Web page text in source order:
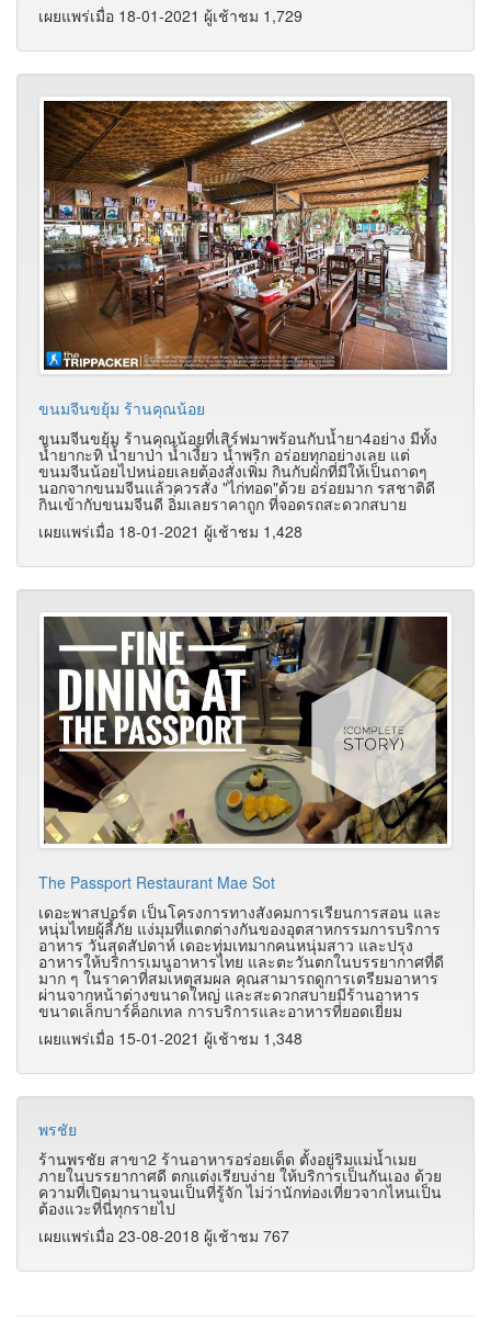
เผยแพร่เมื่อ 18-01-2021 ผู้เช้าชม 1,729
ขนมจีนขยุ้ม ร้านคุณน้อย
ขนมจีนขยุ้ม ร้านคุณน้อยที่เสิร์ฟมาพร้อนกับน้ำยา4อย่าง มีทั้ง
น้ำยากะทิ น้ำยาป่า น้ำเงี้ยว น้ำพริก อร่อยทุกอย่างเลย แต่
ขนมจีนน้อยไปหน่อยเลยต้องสั่งเพิ่ม กินกับผักที่มีให้เป็นถาดๆ
นอกจากขนมจีนแล้วควรสั่ง "ไก่ทอด"ด้วย อร่อยมาก รสชาติดี
กินเข้ากับขนมจีนดี อิ่มเลยราคาถูก ที่จอดรถสะดวกสบาย
เผยแพร่เมื่อ 18-01-2021 ผู้เช้าชม 1,428
The Passport Restaurant Mae Sot
เดอะพาสปอร์ต เป็นโครงการทางสังคมการเรียนการสอน และ
หนุ่มไทยผู้ลี้ภัย แง่มุมที่แตกต่างกันของอุตสาหกรรมการบริการ
อาหาร วันสุดสัปดาห์ เดอะทุ่มเทมากคนหนุ่มสาว และปรุง
อาหารให้บริการเมนูอาหารไทย และตะวันตกในบรรยากาศที่ดี
มาก ๆ ในราคาที่สมเหตุสมผล คุณสามารถดูการเตรียมอาหาร
ผ่านจากหน้าต่างขนาดใหญ่ และสะดวกสบายมีร้านอาหาร
ขนาดเล็กบาร์ค็อกเทล การบริการและอาหารที่ยอดเยี่ยม
เผยแพร่เมื่อ 15-01-2021 ผู้เช้าชม 1,348
พรชัย
ร้านพรชัย สาขา2 ร้านอาหารอร่อยเด็ด ตั้งอยู่ริมแม่น้ำเมย
ภายในบรรยากาศดี ตกแต่งเรียบง่าย ให้บริการเป็นกันเอง ด้วย
ความที่เปิดมานานจนเป็นที่รู้จัก ไม่ว่านักท่องเที่ยวจากไหนเป็น
ต้องแวะที่นี่ทุกรายไป
เผยแพร่เมื่อ 23-08-2018 ผู้เช้าชม 767